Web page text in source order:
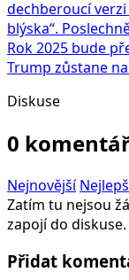
dechberoucí
blýska“.
Rok 2025 bude
Trump zůstane
Diskuse
0
Nejnovější
Zatím tu nejsou
zapojí do diskuse.
Přidat